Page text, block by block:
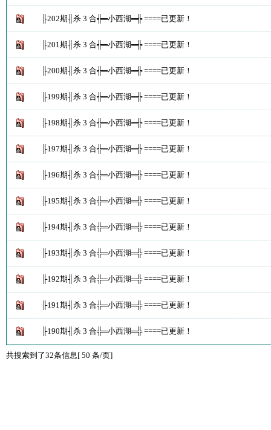
╟202期╢杀 3 合╬═小西湖═╬ ====已更新！
╟201期╢杀 3 合╬═小西湖═╬ ====已更新！
╟200期╢杀 3 合╬═小西湖═╬ ====已更新！
╟199期╢杀 3 合╬═小西湖═╬ ====已更新！
╟198期╢杀 3 合╬═小西湖═╬ ====已更新！
╟197期╢杀 3 合╬═小西湖═╬ ====已更新！
╟196期╢杀 3 合╬═小西湖═╬ ====已更新！
╟195期╢杀 3 合╬═小西湖═╬ ====已更新！
╟194期╢杀 3 合╬═小西湖═╬ ====已更新！
╟193期╢杀 3 合╬═小西湖═╬ ====已更新！
╟192期╢杀 3 合╬═小西湖═╬ ====已更新！
╟191期╢杀 3 合╬═小西湖═╬ ====已更新！
╟190期╢杀 3 合╬═小西湖═╬ ====已更新！
共搜索到了32条信息[ 50 条/页]